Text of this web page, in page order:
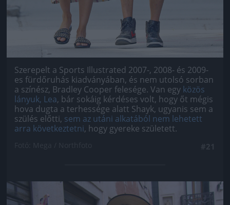
Szerepelt a Sports Illustrated 2007-, 2008- és 2009-
es fürdőruhás kiadványában, és nem utolsó sorban
a színész, Bradley Cooper felesége. Van egy közös
lányuk, Lea, bár sokáig kérdéses volt, hogy őt mégis
hova dugta a terhessége alatt Shayk, ugyanis sem a
szülés előtti, sem az utáni alkatából nem lehetett
arra következtetni, hogy gyereke született.
Jön még kép!